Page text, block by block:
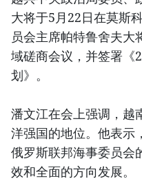
大将于5月22日在莫斯
员会主席帕特鲁舍夫大
域磋商会议，并签署《
划》。
潘文江在会上强调，越
洋强国的地位。他表示
俄罗斯联邦海事委员会
效和全面的方向发展。